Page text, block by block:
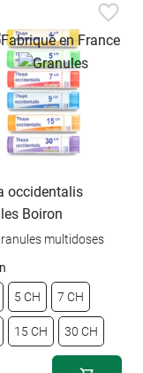
occidentalis
Boiron
multidoses
5 CH 7 CH
15 CH 30 CH